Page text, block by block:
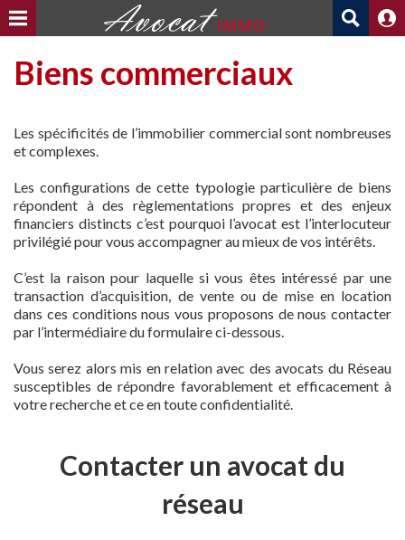
Biens commerciaux
Les spécificités de l’immobilier commercial sont nombreuses
et complexes.
Les configurations de cette typologie particulière de biens
répondent à des règlementations propres et des enjeux
financiers distincts c’est pourquoi l’avocat est l’interlocuteur
privilégié pour vous accompagner au mieux de vos intérêts.
C’est la raison pour laquelle si vous êtes intéressé par une
transaction d’acquisition, de vente ou de mise en location
dans ces conditions nous vous proposons de nous contacter
par l’intermédiaire du formulaire ci-dessous.
Vous serez alors mis en relation avec des avocats du Réseau
susceptibles de répondre favorablement et efficacement à
votre recherche et ce en toute confidentialité.
Contacter un avocat du
réseau